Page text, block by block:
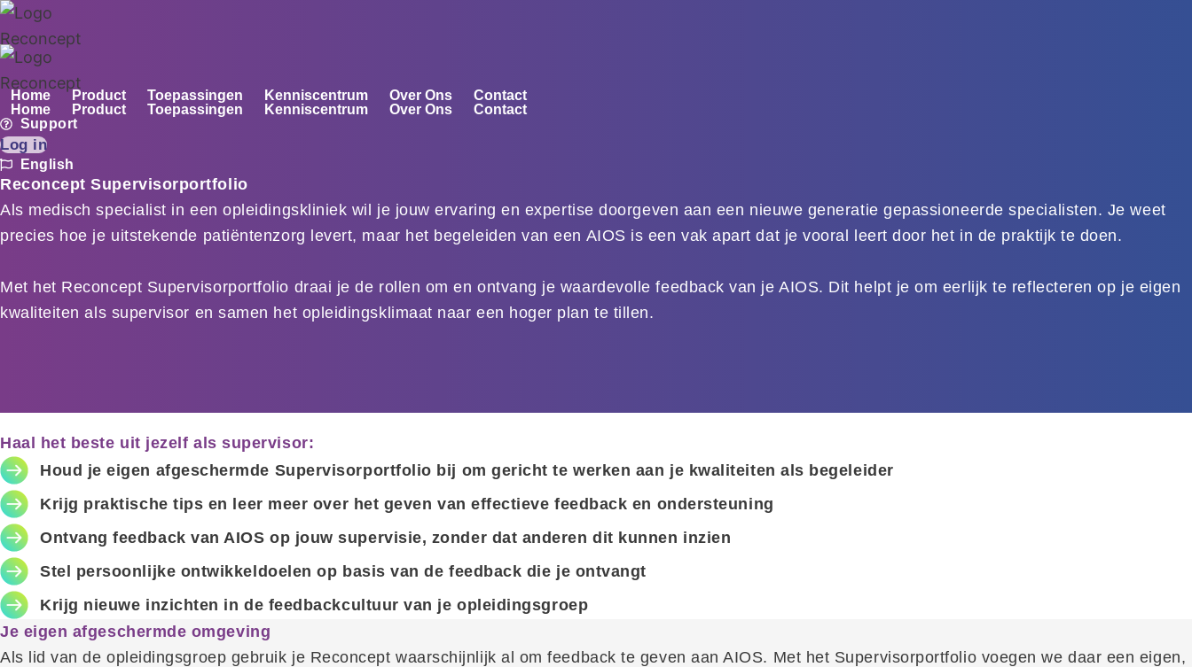
Ga
naar
de
inhoud
Home Product Toepassingen Kenniscentrum Over Ons
Contact
Home
Product Toepassingen Kenniscentrum Over Ons
Contact
Support
Log in
English
Reconcept Supervisorportfolio
Als medisch specialist in een opleidingskliniek wil je jouw ervaring en expertise doorgeven aan een nieuwe generatie gepassioneerde specialisten. Je weet
precies hoe je uitstekende patiëntenzorg levert, maar het begeleiden van een AIOS is een vak apart dat je vooral leert door het in de praktijk te doen.
Met het Reconcept Supervisorportfolio draai je de rollen om en ontvang je waardevolle feedback van je AIOS. Dit helpt je om eerlijk te reflecteren op je eigen
kwaliteiten als supervisor en samen het opleidingsklimaat naar een hoger plan te tillen.
Haal het beste uit jezelf als supervisor:
Houd je eigen afgeschermde Supervisorportfolio bij om gericht te werken aan je kwaliteiten als begeleider
Krijg praktische tips en leer meer over het geven van effectieve feedback en ondersteuning
Ontvang feedback van AIOS op jouw supervisie, zonder dat anderen dit kunnen inzien
Stel persoonlijke ontwikkeldoelen op basis van de feedback die je ontvangt
Krijg nieuwe inzichten in de feedbackcultuur van je opleidingsgroep
Je eigen afgeschermde omgeving
Als lid van de opleidingsgroep gebruik je Reconcept waarschijnlijk al om feedback te geven aan AIOS. Met het Supervisorportfolio voegen we daar een eigen,